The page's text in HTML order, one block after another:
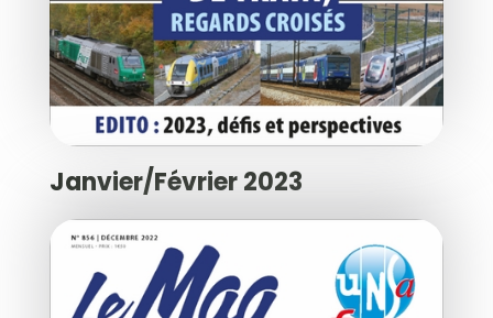
Janvier/Février 2023